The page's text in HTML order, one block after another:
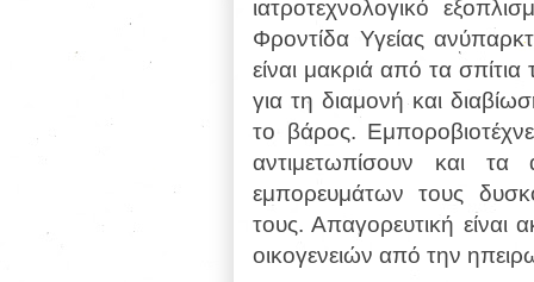
ιατροτεχνολογικό
Φροντίδα Υγείας
είναι μακριά από τα
για τη διαμονή και
το βάρος.
αντιμετωπίσουν και
εμπορευμάτων τους
τους. Απαγορευτική είναι
οικογενειών από την